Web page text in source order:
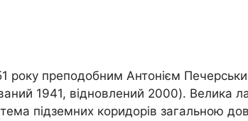
преподобним Антонієм
1941, відновлений 2000). Велика
підземних коридорів загальною